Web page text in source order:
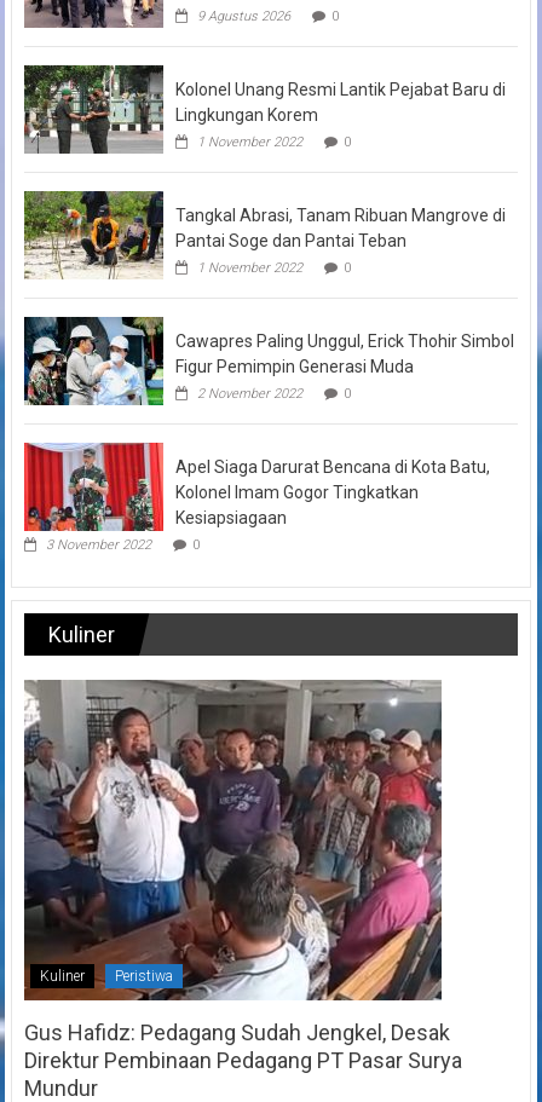
9 Agustus 2026 0
Kolonel Unang Resmi Lantik Pejabat Baru di
Lingkungan Korem
1 November 2022 0
Tangkal Abrasi, Tanam Ribuan Mangrove di
Pantai Soge dan Pantai Teban
1 November 2022 0
Cawapres Paling Unggul, Erick Thohir Simbol
Figur Pemimpin Generasi Muda
2 November 2022 0
Apel Siaga Darurat Bencana di Kota Batu,
Kolonel Imam Gogor Tingkatkan
Kesiapsiagaan
3 November 2022 0
Kuliner
Kuliner Peristiwa
Gus Hafidz: Pedagang Sudah Jengkel, Desak
Direktur Pembinaan Pedagang PT Pasar Surya
Mundur